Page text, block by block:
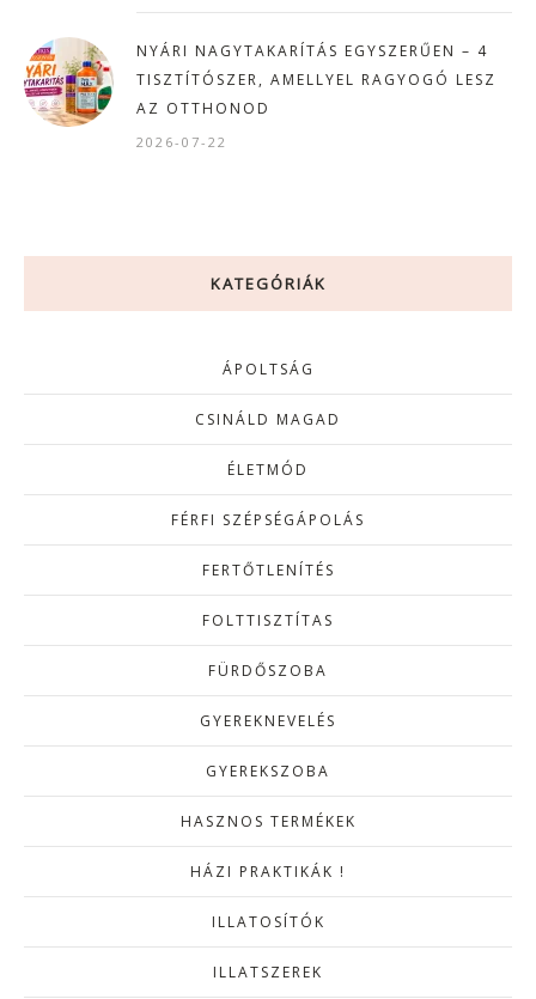
NYÁRI NAGYTAKARÍTÁS EGYSZERŰEN – 4
TISZTÍTÓSZER, AMELLYEL RAGYOGÓ LESZ
AZ OTTHONOD
2026-07-22
KATEGÓRIÁK
ÁPOLTSÁG
CSINÁLD MAGAD
ÉLETMÓD
FÉRFI SZÉPSÉGÁPOLÁS
FERTŐTLENÍTÉS
FOLTTISZTÍTAS
FÜRDŐSZOBA
GYEREKNEVELÉS
GYEREKSZOBA
HASZNOS TERMÉKEK
HÁZI PRAKTIKÁK !
ILLATOSÍTÓK
ILLATSZEREK